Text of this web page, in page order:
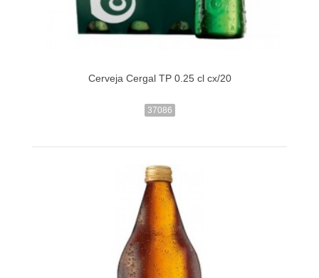
Cerveja Cergal TP 0.25 cl cx/20
37086